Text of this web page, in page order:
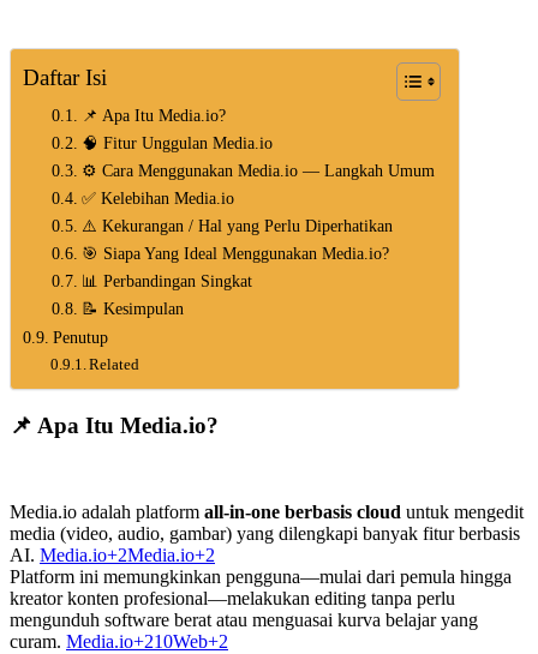
Daftar Isi
📌 Apa Itu Media.io?
🧠 Fitur Unggulan Media.io
⚙️ Cara Menggunakan Media.io — Langkah Umum
✅ Kelebihan Media.io
⚠️ Kekurangan / Hal yang Perlu Diperhatikan
🎯 Siapa Yang Ideal Menggunakan Media.io?
📊 Perbandingan Singkat
📝 Kesimpulan
Penutup
Related
📌 Apa Itu Media.io?
Media.io adalah platform all-in-one berbasis cloud untuk mengedit
media (video, audio, gambar) yang dilengkapi banyak fitur berbasis
AI. Media.io+2Media.io+2
Platform ini memungkinkan pengguna—mulai dari pemula hingga
kreator konten profesional—melakukan editing tanpa perlu
mengunduh software berat atau menguasai kurva belajar yang
curam. Media.io+210Web+2